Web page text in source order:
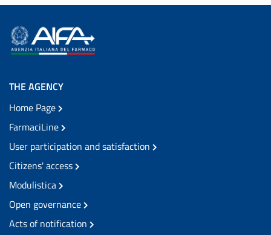
THE AGENCY
Home Page
FarmaciLine
User participation and satisfaction
Citizens' access
Modulistica
Open governance
Acts of notification